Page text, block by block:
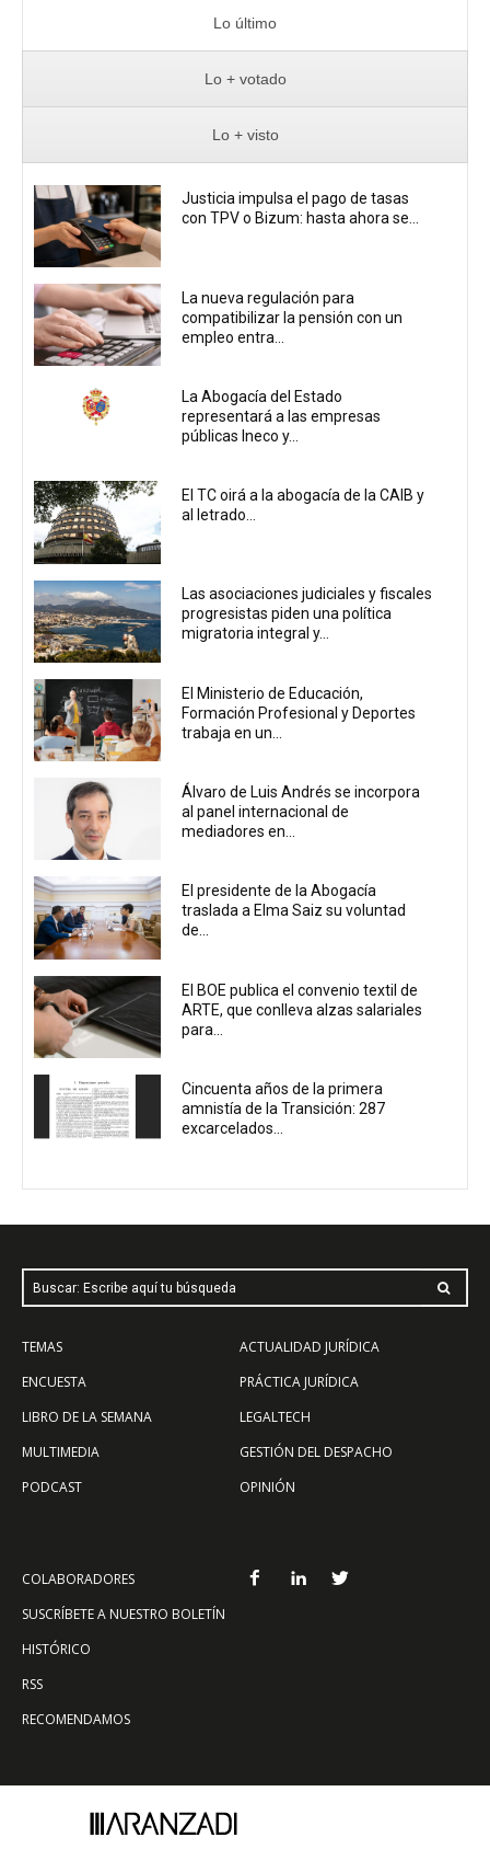
Lo último
Lo + votado
Lo + visto
Justicia impulsa el pago de tasas
con TPV o Bizum: hasta ahora se...
La nueva regulación para
compatibilizar la pensión con un
empleo entra...
La Abogacía del Estado
representará a las empresas
públicas Ineco y...
El TC oirá a la abogacía de la CAIB y
al letrado...
Las asociaciones judiciales y fiscales
progresistas piden una política
migratoria integral y...
El Ministerio de Educación,
Formación Profesional y Deportes
trabaja en un...
Álvaro de Luis Andrés se incorpora
al panel internacional de
mediadores en...
El presidente de la Abogacía
traslada a Elma Saiz su voluntad
de...
El BOE publica el convenio textil de
ARTE, que conlleva alzas salariales
para...
Cincuenta años de la primera
amnistía de la Transición: 287
excarcelados...
Buscar: Escribe aquí tu búsqueda
TEMAS
ENCUESTA
LIBRO DE LA SEMANA
MULTIMEDIA
PODCAST
ACTUALIDAD JURÍDICA
PRÁCTICA JURÍDICA
LEGALTECH
GESTIÓN DEL DESPACHO
OPINIÓN
COLABORADORES
SUSCRÍBETE A NUESTRO BOLETÍN
HISTÓRICO
RSS
RECOMENDAMOS